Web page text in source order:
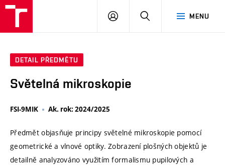
MENU
PŘIHLÁSIT
DETAIL PŘEDMĚTU
Světelná mikroskopie
FSI-9MIK Ak. rok: 2024/2025
Předmět objasňuje principy světelné mikroskopie pomocí
geometrické a vlnové optiky. Zobrazení plošných objektů je
detailně analyzováno využitím formalismu pupilových a